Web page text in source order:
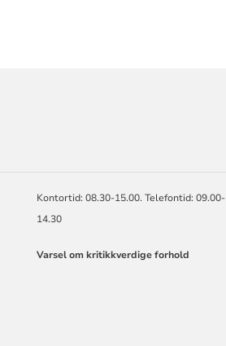
Kontortid: 08.30-15.00. Telefontid: 09.00-
14.30
Varsel om kritikkverdige forhold